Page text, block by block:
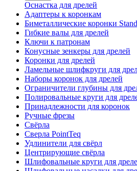
Оснастка для дрелей
Адаптеры к коронкам
Биметаллические коронки
Гибкие валы для дрелей
Ключи к патронам
Конусные зенкеры для дрелей
Коронки для дрелей
Ламельные шлифкруги для
Наборы коронок для дрелей
Ограничители глубины для
Полировальные круги для
Принадлежности для коронок
Ручные фрезы
Свёрла
Сверла PointTeq
Удлинители для свёрл
Центрирующие свёрла
Шлифовальные круги для